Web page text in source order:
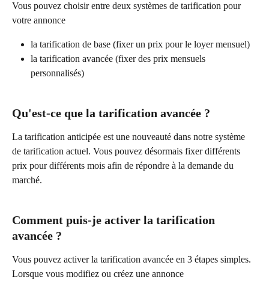
Vous pouvez choisir entre deux systèmes de tarification pour
votre annonce
la tarification de base (fixer un prix pour le loyer mensuel)
la tarification avancée (fixer des prix mensuels
personnalisés)
Qu'est-ce que la tarification avancée ?
La tarification anticipée est une nouveauté dans notre système
de tarification actuel. Vous pouvez désormais fixer différents
prix pour différents mois afin de répondre à la demande du
marché.
Comment puis-je activer la tarification
avancée ?
Vous pouvez activer la tarification avancée en 3 étapes simples.
Lorsque vous modifiez ou créez une annonce